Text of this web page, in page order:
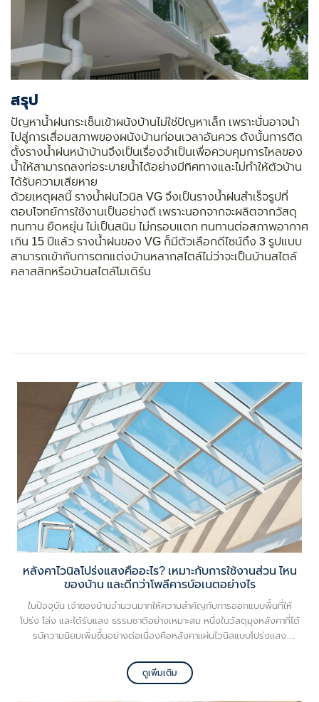
สรุป
ปัญหาน้ำฝนกระเซ็นเข้าผนังบ้านไม่ใช่ปัญหาเล็ก เพราะนั่นอาจนำ
ไปสู่การเสื่อมสภาพของผนังบ้านก่อนเวลาอันควร ดังนั้นการติด
ตั้งรางน้ำฝนหน้าบ้านจึงเป็นเรื่องจำเป็นเพื่อควบคุมการไหลของ
น้ำให้สามารถลงท่อระบายน้ำได้อย่างมีทิศทางและไม่ทำให้ตัวบ้าน
ได้รับความเสียหาย
ด้วยเหตุผลนี้ รางน้ำฝนไวนิล VG จึงเป็นรางน้ำฝนสำเร็จรูปที่
ตอบโจทย์การใช้งานเป็นอย่างดี เพราะนอกจากจะผลิตจากวัสดุ
ทนทาน ยืดหยุ่น ไม่เป็นสนิม ไม่กรอบแตก ทนทานต่อสภาพอากาศ
เกิน 15 ปีแล้ว รางน้ำฝนของ VG ก็มีตัวเลือกดีไซน์ถึง 3 รูปแบบ
สามารถเข้ากับการตกแต่งบ้านหลากสไตล์ไม่ว่าจะเป็นบ้านสไตล์
คลาสสิกหรือบ้านสไตล์โมเดิร์น
หลังคาไวนิลโปร่งแสงคืออะไร? เหมาะกับการใช้งานส่วน ไหน
ของบ้าน และดีกว่าโพลีคารบ์อเนตอย่างไร
ในปัจจุบัน เจ้าของบ้านจํานวนมากให้ความสําคัญกับการออกแบบพื้นที่ให้
โปร่ง โล่ง และได้รับแสง ธรรมชาติอย่างเหมาะสม หนึ่งในวัสดุมุงหลังคาที่ได้
รบัความนิยมเพิ่มขึ้นอย่างต่อเนื่องคือหลังคาแผ่นไวนิลแบบโปร่งแสง
ความร้อนสะสมได้อย่างลงตัว
ดูเพิ่มเติม